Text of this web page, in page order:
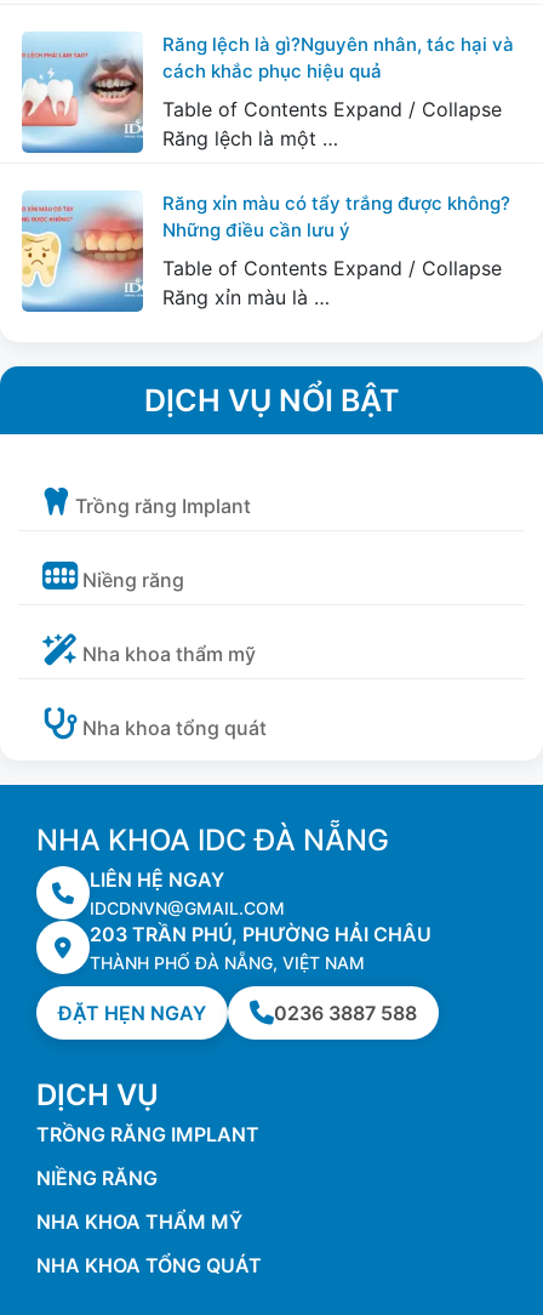
Răng lệch là gì?Nguyên nhân, tác hại và
cách khắc phục hiệu quả
Table of Contents Expand / Collapse
Răng lệch là một …
Răng xỉn màu có tẩy trắng được không?
Những điều cần lưu ý
Table of Contents Expand / Collapse
Răng xỉn màu là …
DỊCH VỤ NỔI BẬT
Trồng răng Implant
Niềng răng
Nha khoa thẩm mỹ
Nha khoa tổng quát
NHA KHOA IDC ĐÀ NẴNG
LIÊN HỆ NGAY
IDCDNVN@GMAIL.COM
203 TRẦN PHÚ, PHƯỜNG HẢI CHÂU
THÀNH PHỐ ĐÀ NẴNG, VIỆT NAM
ĐẶT HẸN NGAY 0236 3887 588
DỊCH VỤ
TRỒNG RĂNG IMPLANT
NIỀNG RĂNG
NHA KHOA THẨM MỸ
NHA KHOA TỔNG QUÁT